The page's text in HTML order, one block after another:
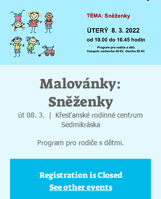
Malovánky:
Sněženky
út 08. 3.
Křesťanské rodinné centrum
Sedmikráska
Program pro rodiče s dětmi.
Registration is Closed
See other events